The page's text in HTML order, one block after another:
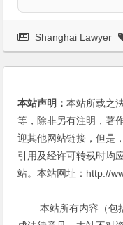
Shanghai Lawyer
本站声明：本站所载之
等，除非另有注明，著
迎其他网站链接，但是
引用及经许可转载时均
站。本站网址：http://
本站所有内容（包括